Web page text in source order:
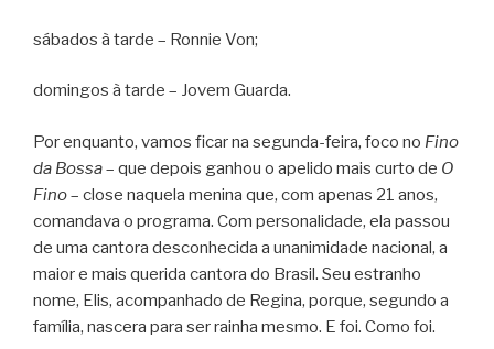
sábados à tarde – Ronnie Von;
domingos à tarde – Jovem Guarda.
Por enquanto, vamos ficar na segunda-feira, foco no Fino
da Bossa– que depois ganhou o apelido mais curto de O
Fino– close naquela menina que, com apenas 21 anos,
comandava o programa. Com personalidade, ela passou
de uma cantora desconhecida a unanimidade nacional, a
maior e mais querida cantora do Brasil. Seu estranho
nome, Elis, acompanhado de Regina, porque, segundo a
família, nascera para ser rainha mesmo. E foi. Como foi.